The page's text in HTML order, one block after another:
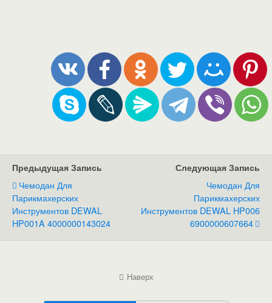
Предыдущая Запись
Чемодан Для
Парикмахерских
Инструментов DEWAL
HP001A 4000000143024
Следующая Запись
Чемодан Для
Парикмахерских
Инструментов DEWAL HP006
6900000607664
Наверх